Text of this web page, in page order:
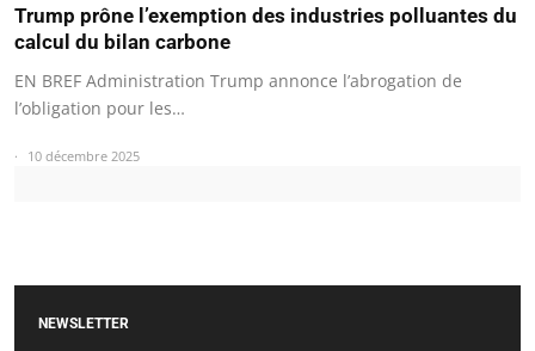
Trump prône l’exemption des industries polluantes du
calcul du bilan carbone
EN BREF Administration Trump annonce l’abrogation de
l’obligation pour les…
10 décembre 2025
NEWSLETTER